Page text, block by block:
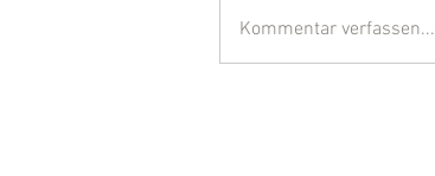
Kommentar verfassen...